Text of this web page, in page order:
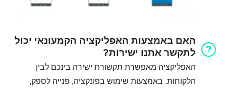
האם באמצעות האפליקציה הקמעונאי יכול
לתקשר אתנו ישירות?
האפליקציה מאפשרת תקשורת ישירה בינכם לבין
הלקוחות. באמצעות שימוש בפונקציה, פנייה לספק,